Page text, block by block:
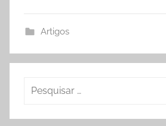
Artigos
Pesquisar